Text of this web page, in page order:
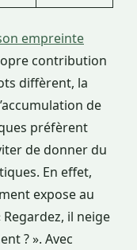
empreinte
contribution
diffèrent, la
de
préfèrent
de donner du
En effet,
expose au
Regardez, il neige
? ». Avec